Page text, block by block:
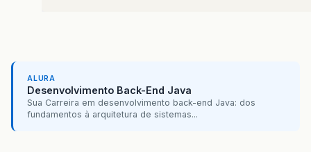
ALURA
Desenvolvimento Back-End Java
Sua Carreira em desenvolvimento back-end Java: dos
fundamentos à arquitetura de sistemas...